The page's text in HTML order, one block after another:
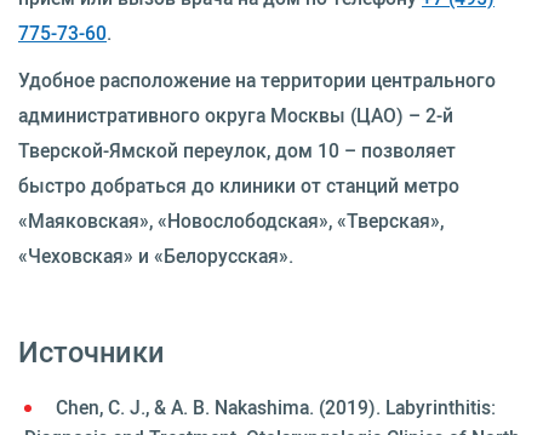
775-73-60.
Удобное расположение на территории центрального
административного округа Москвы (ЦАО) – 2-й
Тверской-Ямской переулок, дом 10 – позволяет
быстро добраться до клиники от станций метро
«Маяковская», «Новослободская», «Тверская»,
«Чеховская» и «Белорусская».
Источники
Chen, C. J., & A. B. Nakashima. (2019). Labyrinthitis: